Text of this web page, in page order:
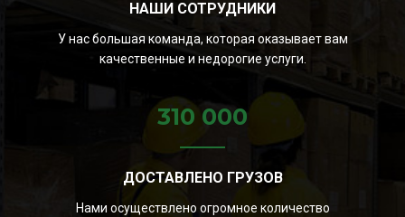
НАШИ СОТРУДНИКИ
У нас большая команда, которая оказывает вам
качественные и недорогие услуги.
310 000
ДОСТАВЛЕНО ГРУЗОВ
Нами осуществлено огромное количество